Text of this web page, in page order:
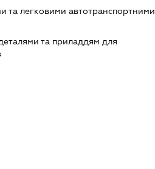
та легковими автотранспортними
та приладдям для